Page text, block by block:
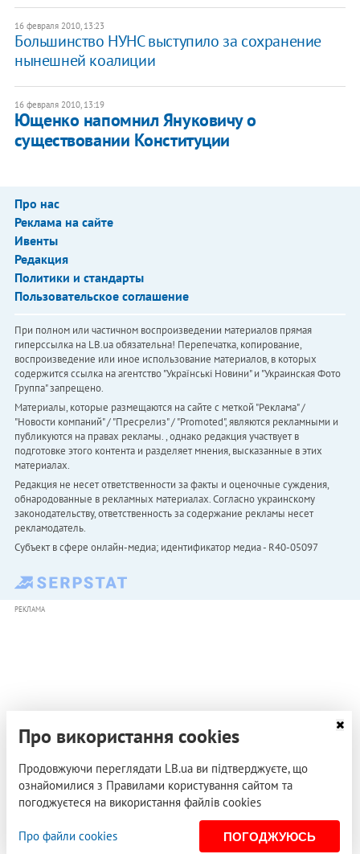
16 февраля 2010, 13:23
Большинство НУНС выступило за сохранение
нынешней коалиции
16 февраля 2010, 13:19
Ющенко напомнил Януковичу о
существовании Конституции
Про нас
Реклама на сайте
Ивенты
Редакция
Политики и стандарты
Пользовательское соглашение
При полном или частичном воспроизведении материалов прямая
гиперссылка на LB.ua обязательна! Перепечатка, копирование,
воспроизведение или иное использование материалов, в которых
содержится ссылка на агентство "Українськi Новини" и "Украинская Фото
Группа" запрещено.
Материалы, которые размещаются на сайте с меткой "Реклама" /
"Новости компаний" / "Пресрелиз" / "Promoted", являются рекламными и
публикуются на правах рекламы. , однако редакция участвует в
подготовке этого контента и разделяет мнения, высказанные в этих
материалах.
Редакция не несет ответственности за факты и оценочные суждения,
обнародованные в рекламных материалах. Согласно украинскому
законодательству, ответственность за содержание рекламы несет
рекламодатель.
Субъект в сфере онлайн-медиа; идентификатор медиа - R40-05097
РЕКЛАМА
Про використання cookies
Продовжуючи переглядати LB.ua ви підтверджуєте, що
ознайомилися з Правилами користування сайтом та
погоджуєтеся на використання файлів cookies
Про файли cookies ПОГОДЖУЮСЬ